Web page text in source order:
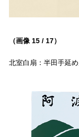
（画像 15 / 17）
北室白扇：半田手延